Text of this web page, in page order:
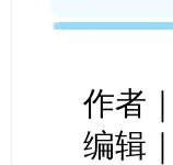
作者
编辑